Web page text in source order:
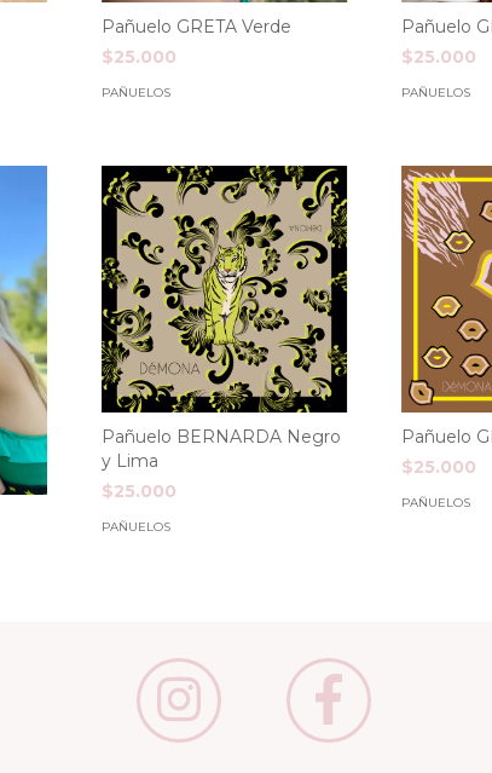
Pañuelo GRETA Verde
$25.000
PAÑUELOS
Pañuelo
$25.000
PAÑUELOS
Pañuelo BERNARDA Negro
y Lima
$25.000
PAÑUELOS
Pañuelo
$25.000
PAÑUELOS